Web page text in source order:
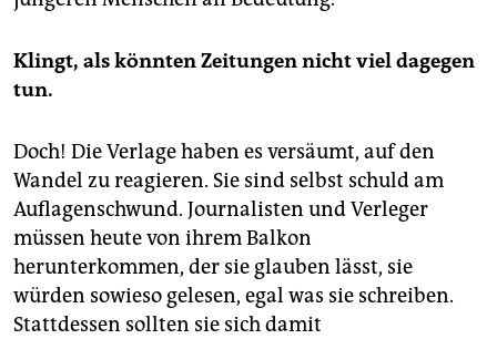
Klingt, als könnten Zeitungen nicht viel dagegen
tun.
Doch! Die Verlage haben es versäumt, auf den
Wandel zu reagieren. Sie sind selbst schuld am
Auflagenschwund. Journalisten und Verleger
müssen heute von ihrem Balkon
herunterkommen, der sie glauben lässt, sie
würden sowieso gelesen, egal was sie schreiben.
Stattdessen sollten sie sich damit